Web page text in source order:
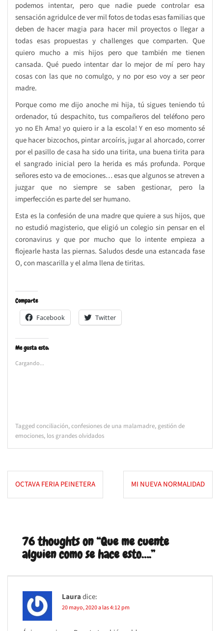
podemos intentar, pero que nadie puede controlar esa
sensación agridulce de ver mil fotos de todas esas familias que
deben de hacer magia para hacer mil proyectos o llegar a
todas esas propuestas y challenges que comparten. Que
quiero mucho a mis hijos pero que también me tienen
cansada. Qué puedo intentar dar lo mejor de mí pero hay
cosas con las que no comulgo, y no por eso voy a ser peor
madre.
Porque como me dijo anoche mi hija, tú sigues teniendo tú
ordenador, tú despachito, tus compañeros del teléfono pero
yo no Eh Ama! yo quiero ir a la escola! Y en eso momento sé
que hacer bizcochos, pintar arcoíris, jugar al ahorcado, correr
por el pasillo de casa ha sido una tirita, una buena tirita para
el sangrado inicial pero la herida es más profunda. Porque
señores esto va de emociones… esas que algunos se atreven a
juzgar que no siempre se saben gestionar, pero la
imperfección es parte del ser humano.
Esta es la confesión de una madre que quiere a sus hijos, que
no estudió magisterio, que eligió un colegio sin pensar en el
coronavirus y que por mucho que lo intente empieza a
flojearle hasta las piernas. Saludos desde una estancada fase
O, con mascarilla y el alma llena de tiritas.
Comparte
Facebook Twitter
Me gusta esto:
Cargando...
Tagged conciliación,confesiones de una malamadre, gestión de
emociones, los grandes olvidados
Navegación
de
OCTAVA FERIA PEINETERA MI NUEVA NORMALIDAD
76 thoughts on “Que me cuente
alguien como se hace esto….”
Lauradice:
20 mayo, 2020 a las 4:12 pm